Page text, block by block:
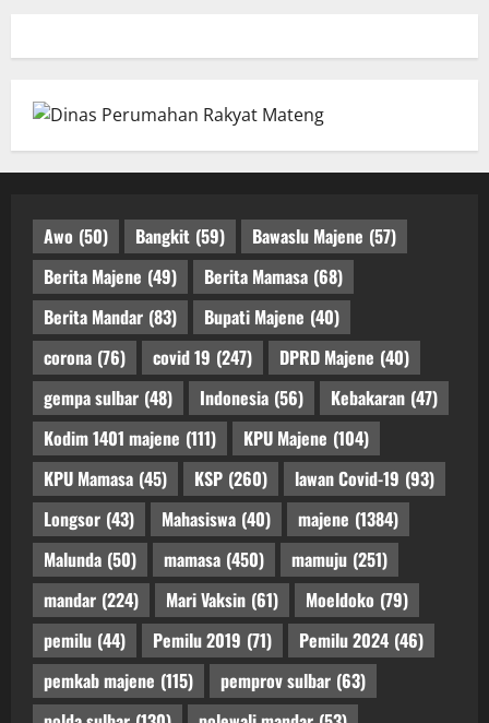
Awo (50) Bangkit (59) Bawaslu Majene (57)
Berita Majene (49) Berita Mamasa (68)
Berita Mandar (83) Bupati Majene (40)
corona (76) covid 19 (247) DPRD Majene (40)
gempa sulbar (48) Indonesia (56) Kebakaran (47)
Kodim 1401 majene (111) KPU Majene (104)
KPU Mamasa (45) KSP (260) lawan Covid-19 (93)
Longsor (43) Mahasiswa (40) majene (1384)
Malunda (50) mamasa (450) mamuju (251)
mandar (224) Mari Vaksin (61) Moeldoko (79)
pemilu (44) Pemilu 2019 (71) Pemilu 2024 (46)
pemkab majene (115) pemprov sulbar (63)